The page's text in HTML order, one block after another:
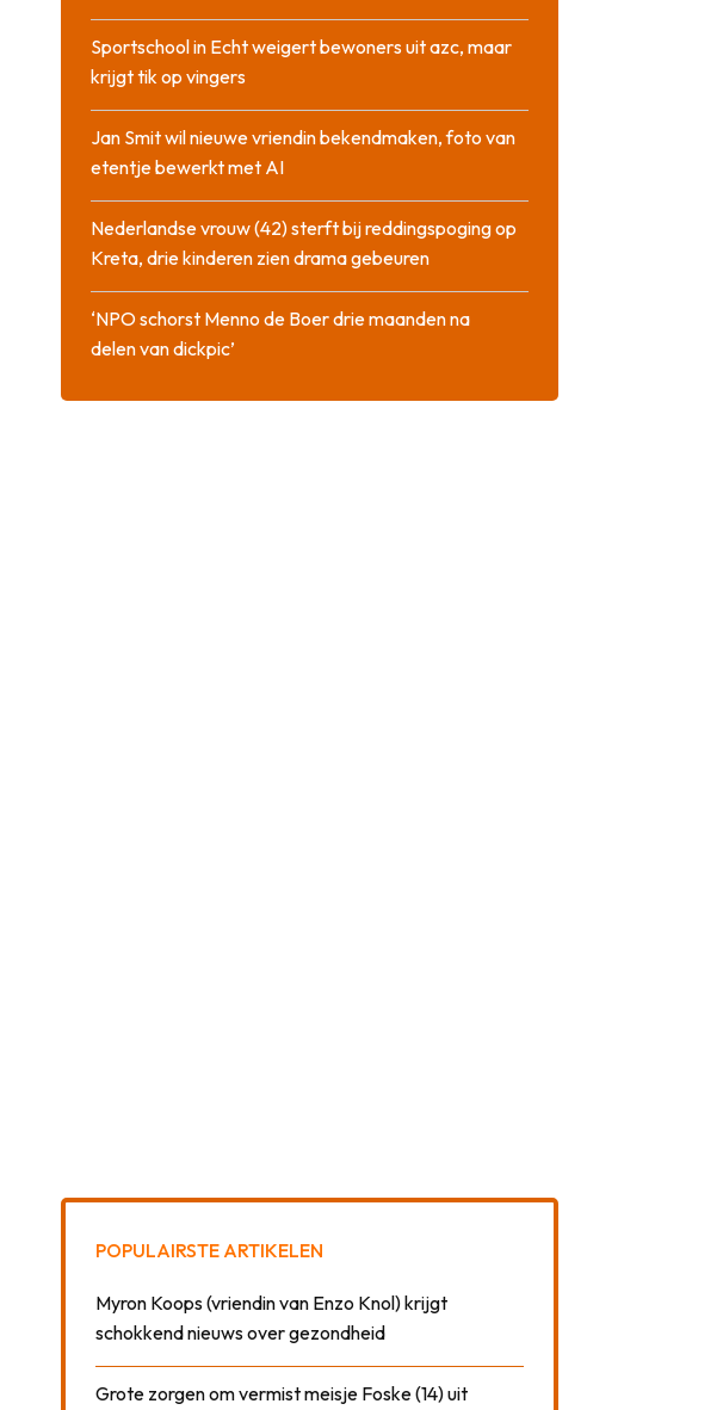
Sportschool in Echt weigert bewoners uit azc, maar
krijgt tik op vingers
Jan Smit wil nieuwe vriendin bekendmaken, foto van
etentje bewerkt met AI
Nederlandse vrouw (42) sterft bij reddingspoging op
Kreta, drie kinderen zien drama gebeuren
‘NPO schorst Menno de Boer drie maanden na
delen van dickpic’
POPULAIRSTE ARTIKELEN
Myron Koops (vriendin van Enzo Knol) krijgt
schokkend nieuws over gezondheid
Grote zorgen om vermist meisje Foske (14) uit